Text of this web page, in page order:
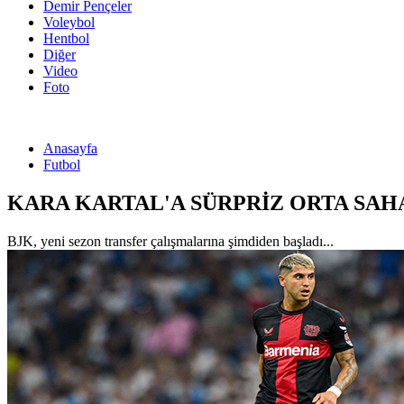
Demir Pençeler
Voleybol
Hentbol
Diğer
Video
Foto
Anasayfa
Futbol
KARA KARTAL'A SÜRPRİZ ORTA
BJK, yeni sezon transfer çalışmalarına şimdiden başladı...